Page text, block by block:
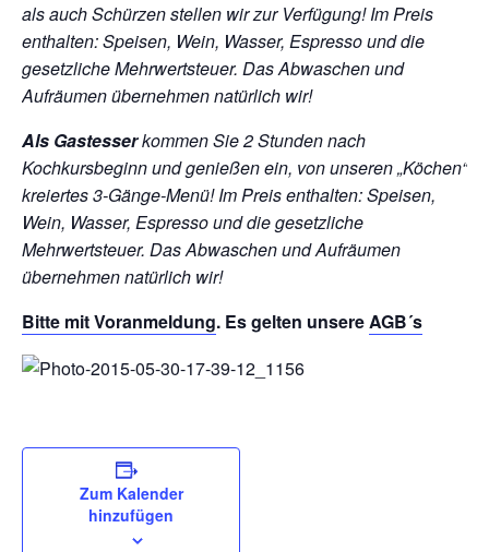
als auch Schürzen stellen wir zur Verfügung!Im Preis
enthalten: Speisen, Wein, Wasser, Espresso und die
gesetzliche Mehrwertsteuer. Das Abwaschen und
Aufräumen übernehmen natürlich wir!
Als Gastesserkommen Sie 2 Stunden nach
Kochkursbeginn und genießen ein, von unseren „Köchen“
kreiertes 3-Gänge-Menü!Im Preis enthalten: Speisen,
Wein, Wasser, Espresso und die gesetzliche
Mehrwertsteuer. Das Abwaschen und Aufräumen
übernehmen natürlich wir!
Bitte mitVoranmeldung. Es gelten unsereAGB´s
Zum Kalender
hinzufügen